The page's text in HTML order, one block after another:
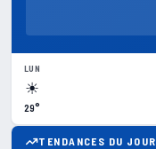
LUN
☀
29°
TENDANCES DU JOUR